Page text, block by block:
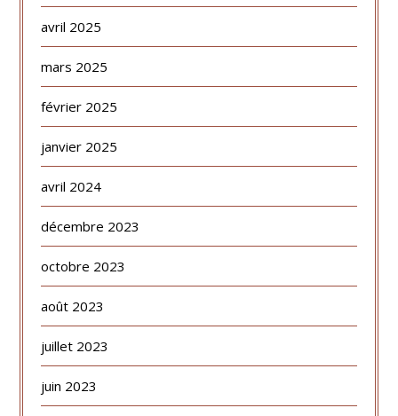
avril 2025
mars 2025
février 2025
janvier 2025
avril 2024
décembre 2023
octobre 2023
août 2023
juillet 2023
juin 2023